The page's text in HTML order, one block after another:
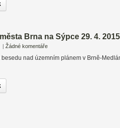
Brna na Sýpce 29. 4. 2015
| Žádné komentáře
nad územním plánem v Brně-